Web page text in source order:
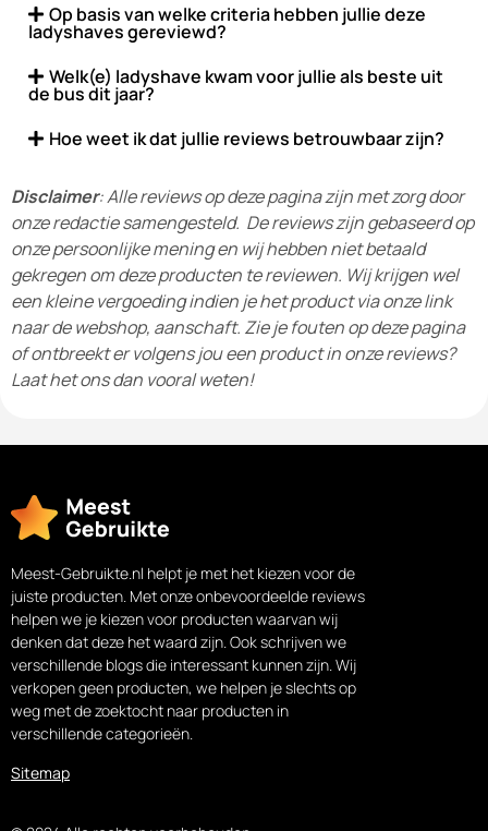
Op basis van welke criteria hebben jullie deze
ladyshaves gereviewd?
Welk(e) ladyshave kwam voor jullie als beste uit
de bus dit jaar?
Hoe weet ik dat jullie reviews betrouwbaar zijn?
Disclaimer: Alle reviews op deze pagina zijn met zorg door
onze redactie samengesteld. De reviews zijn gebaseerd op
onze persoonlijke mening en wij hebben niet betaald
gekregen om deze producten te reviewen. Wij krijgen wel
een kleine vergoeding indien je het product via onze link
naar de webshop, aanschaft. Zie je fouten op deze pagina
of ontbreekt er volgens jou een product in onze reviews?
Laat het ons dan vooral weten!
Meest-Gebruikte.nl helpt je met het kiezen voor de
juiste producten. Met onze onbevoordeelde reviews
helpen we je kiezen voor producten waarvan wij
denken dat deze het waard zijn. Ook schrijven we
verschillende blogs die interessant kunnen zijn. Wij
verkopen geen producten, we helpen je slechts op
weg met de zoektocht naar producten in
verschillende categorieën.
Sitemap